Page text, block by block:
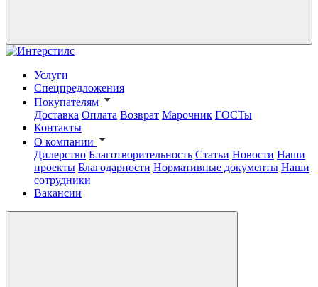
Услуги
Спецпредложения
Покупателям
Доставка Оплата Возврат Марочник ГОСТы
Контакты
О компании
Дилерство Благотворительность Статьи Новости Наши
проекты Благодарности Нормативные документы Наши
сотрудники
Вакансии